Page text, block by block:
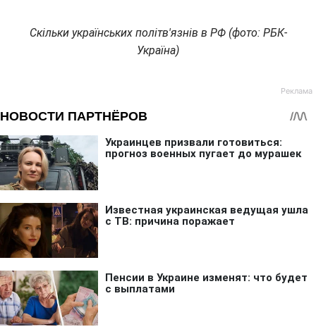
Скільки українських політв'язнів в РФ (фото: РБК-
Україна)